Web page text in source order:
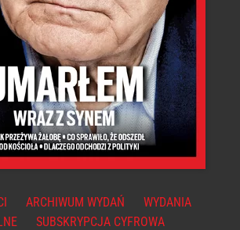
ARCHIWUM WYDAŃ
WYDANIA
SUBSKRYPCJA CYFROWA